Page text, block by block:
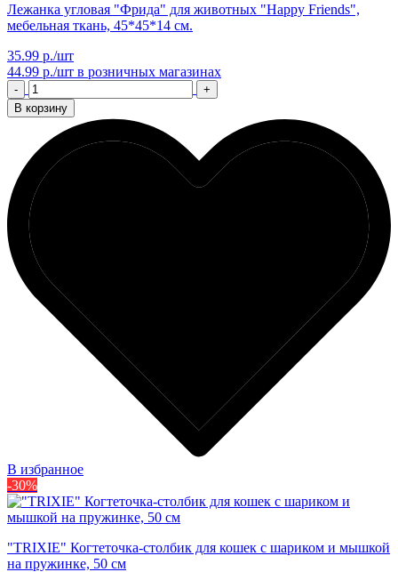
Лежанка угловая "Фрида" для животных "Happy Friends",
мебельная ткань, 45*45*14 см.
35.99 р./шт
44.99 р./шт в розничных магазинах
-
+
В корзину
В избранное
-30%
"TRIXIE" Когтеточка-столбик для кошек с шариком и мышкой
на пружинке, 50 см